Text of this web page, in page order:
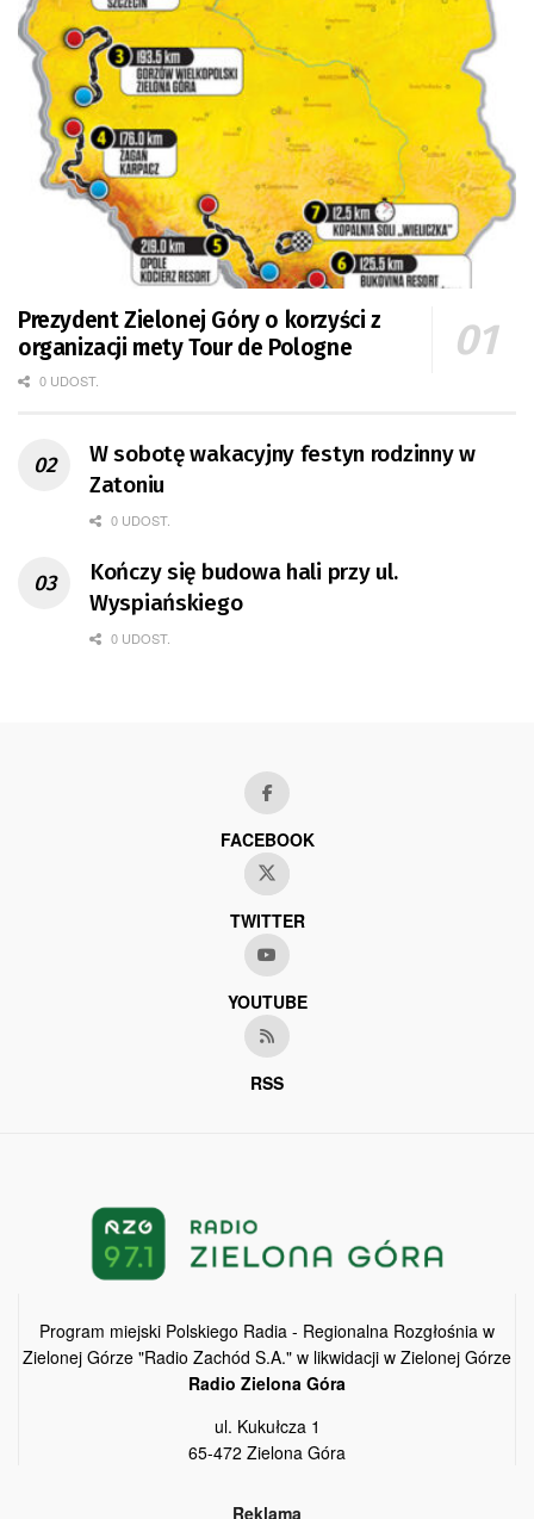
Prezydent Zielonej Góry o korzyści z
organizacji mety Tour de Pologne
0 UDOST.
W sobotę wakacyjny festyn rodzinny w
Zatoniu
0 UDOST.
Kończy się budowa hali przy ul.
Wyspiańskiego
0 UDOST.
FACEBOOK
TWITTER
YOUTUBE
RSS
Program miejski Polskiego Radia - Regionalna Rozgłośnia w
Zielonej Górze "Radio Zachód S.A." w likwidacji w Zielonej Górze
Radio Zielona Góra
ul. Kukułcza 1
65-472 Zielona Góra
Reklama